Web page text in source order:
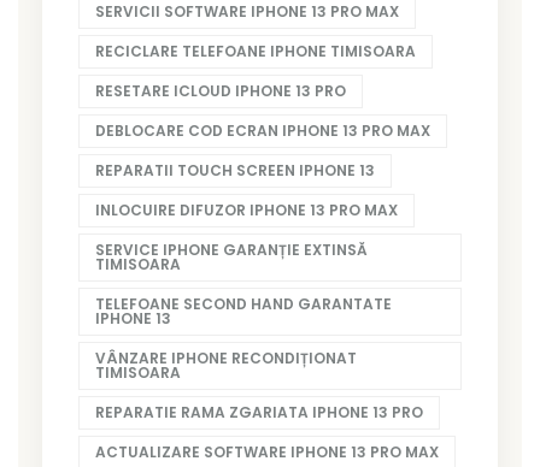
SERVICII SOFTWARE IPHONE 13 PRO MAX
RECICLARE TELEFOANE IPHONE TIMISOARA
RESETARE ICLOUD IPHONE 13 PRO
DEBLOCARE COD ECRAN IPHONE 13 PRO MAX
REPARATII TOUCH SCREEN IPHONE 13
INLOCUIRE DIFUZOR IPHONE 13 PRO MAX
SERVICE IPHONE GARANȚIE EXTINSĂ
TIMISOARA
TELEFOANE SECOND HAND GARANTATE
IPHONE 13
VÂNZARE IPHONE RECONDIȚIONAT
TIMISOARA
REPARATIE RAMA ZGARIATA IPHONE 13 PRO
ACTUALIZARE SOFTWARE IPHONE 13 PRO MAX